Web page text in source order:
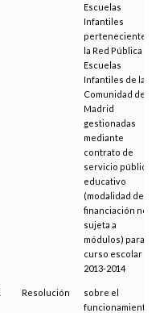
Escuelas
Infantiles
pertenecientes a
la Red Pública de
Escuelas
Infantiles de la
Comunidad de
Madrid
gestionadas
mediante
contrato de
servicio público
educativo
(modalidad de
financiación no
sujeta a
módulos) para el
curso escolar
2013-2014
Resolución
sobre el
funcionamiento